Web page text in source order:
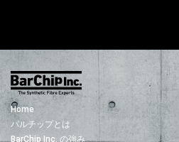
Home
バルチップとは
BarChip Inc. の強み